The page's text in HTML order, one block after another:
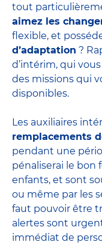
tout
aimez les
flexible, et
d’adaptation ?
d’intérim, qui
des missions qui
disponibles.
Les auxiliaires
remplacements
pendant une
pénaliserai le bon
enfants, et sont
ou même par les
faut pouvoir être
alertes sont
immédiat de